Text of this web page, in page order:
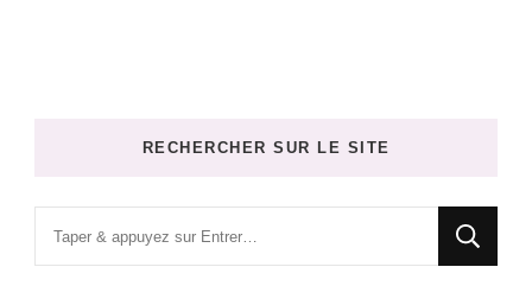
RECHERCHER SUR LE SITE